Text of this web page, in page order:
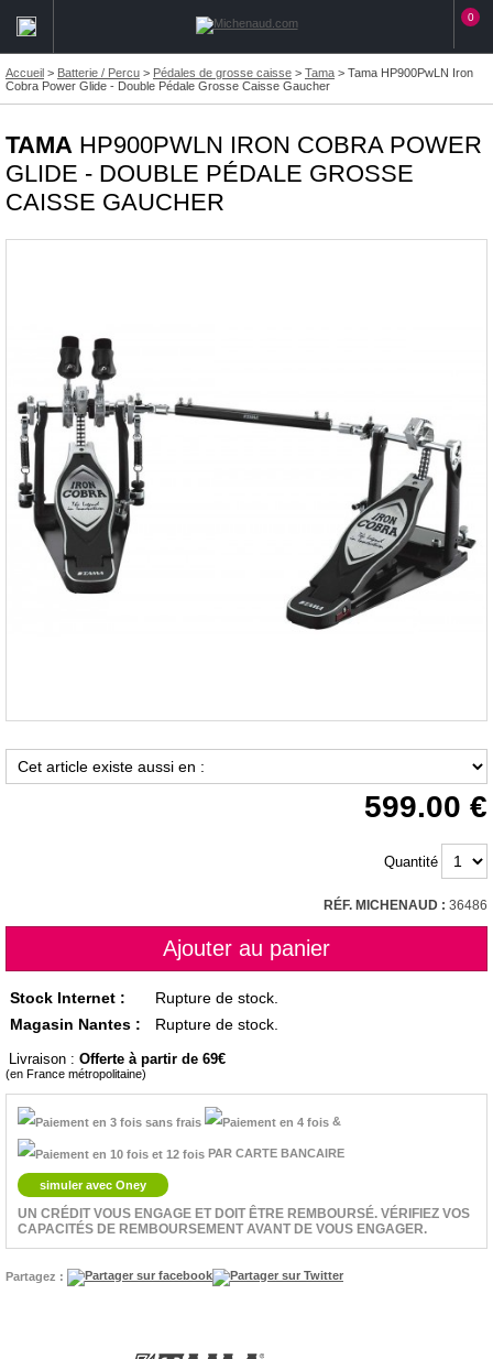
0
Accueil > Batterie / Percu > Pédales de grosse caisse > Tama > Tama HP900PwLN Iron
Cobra Power Glide - Double Pédale Grosse Caisse Gaucher
TAMA HP900PWLN IRON COBRA POWER
GLIDE - DOUBLE PÉDALE GROSSE
CAISSE GAUCHER
599.00
Quantité
RÉF. MICHENAUD : 36486
Stock Internet :
Rupture de stock.
Magasin Nantes :
Rupture de stock.
Livraison : Offerte à partir de 69
(en France métropolitaine)
&
PAR CARTE BANCAIRE
simuler avec Oney
UN CRÉDIT VOUS ENGAGE ET DOIT ÊTRE REMBOURSÉ. VÉRIFIEZ VOS
CAPACITÉS DE REMBOURSEMENT AVANT DE VOUS ENGAGER.
Partagez :